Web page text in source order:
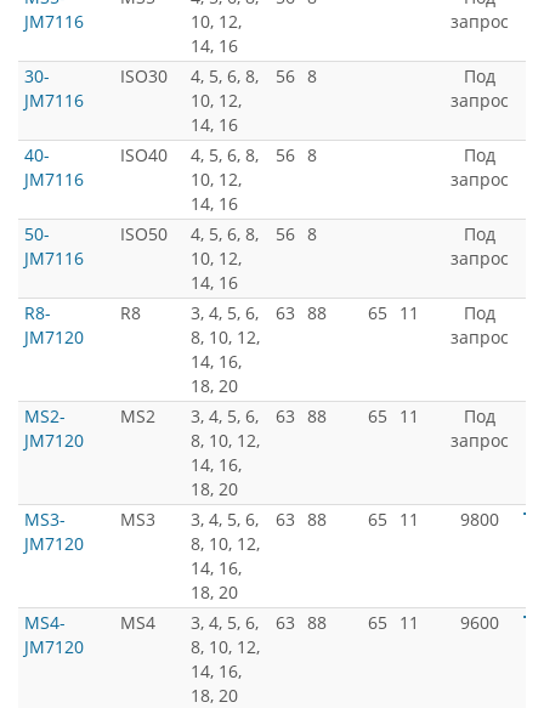
JM7116
10, 12,
14, 16
запрос
30-
JM7116
ISO30
4, 5, 6, 8,
10, 12,
14, 16
56 8
Под
запрос
40-
JM7116
ISO40
4, 5, 6, 8,
10, 12,
14, 16
56 8
Под
запрос
50-
JM7116
ISO50
4, 5, 6, 8,
10, 12,
14, 16
56 8
Под
запрос
R8-
JM7120
R8
3, 4, 5, 6,
8, 10, 12,
14, 16,
18, 20
63 88 65 11
Под
запрос
MS2-
JM7120
MS2
3, 4, 5, 6,
8, 10, 12,
14, 16,
18, 20
63 88 65 11
Под
запрос
MS3-
JM7120
MS3
3, 4, 5, 6,
8, 10, 12,
14, 16,
18, 20
63 88 65 11 9800
MS4-
JM7120
MS4
3, 4, 5, 6,
8, 10, 12,
14, 16,
18, 20
63 88 65 11 9600